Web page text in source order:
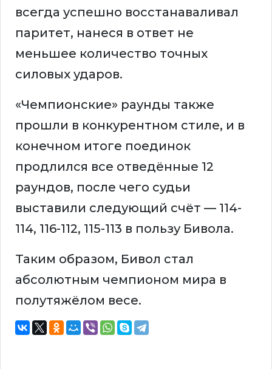
всегда успешно восстанаваливал
паритет, нанеся в ответ не
меньшее количество точных
силовых ударов.
«Чемпионские» раунды также
прошли в конкурентном стиле, и в
конечном итоге поединок
продлился все отведённые 12
раундов, после чего судьи
выставили следующий счёт — 114-
114, 116-112, 115-113 в пользу Бивола.
Таким образом, Бивол стал
абсолютным чемпионом мира в
полутяжёлом весе.